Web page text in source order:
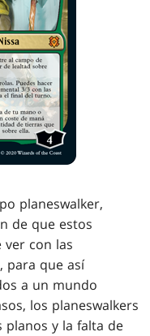
planeswalker,
de que estos
con las
para que así
a un mundo
los planeswalkers
planos y la falta de